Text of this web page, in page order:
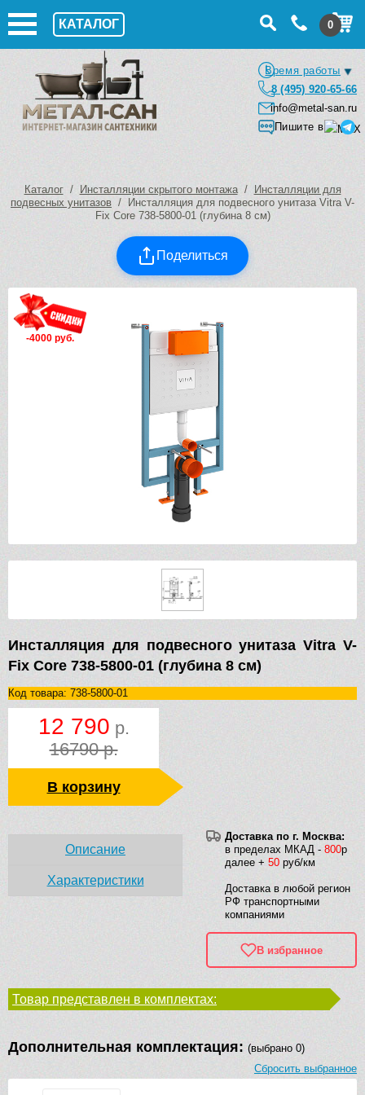
КАТАЛОГ 0
Время работы
8 (495) 920-65-66
info@metal-san.ru
Пишите в
Каталог/ Инсталляции скрытого монтажа/
Инсталляции для
подвесных унитазов / Инсталляция для подвесного унитаза Vitra V-
Fix Core 738-5800-01 (глубина 8 см)
Поделиться
-4000 руб.
Инсталляция для подвесного унитаза Vitra V-
Fix Core 738-5800-01 (глубина 8 см)
Код товара: 738-5800-01
12 790 р.
16790 р.
В корзину
Доставка по г. Москва:
в пределах МКАД - 800р
далее + 50 руб/км
Доставка в любой регион
РФ транспортными
компаниями
В избранное
Описание
Характеристики
Товар представлен в комплектах:
Дополнительная комплектация: (выбрано 0)
Сбросить выбранное